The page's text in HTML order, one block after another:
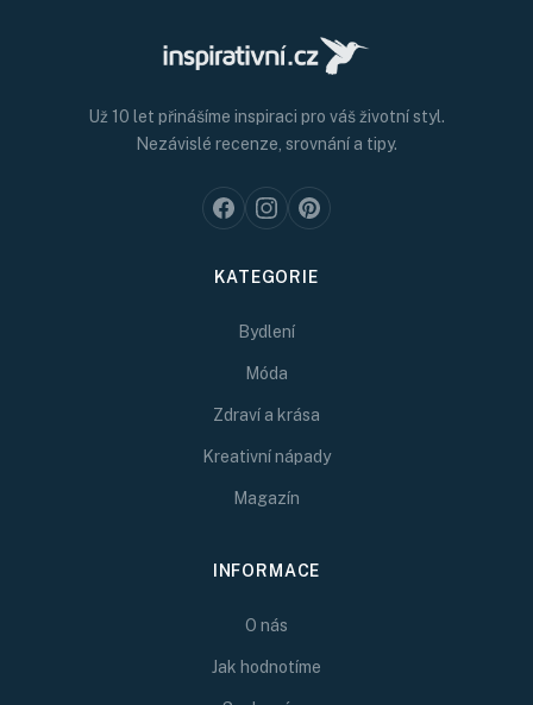
Už 10 let přinášíme inspiraci pro váš životní styl.
Nezávislé recenze, srovnání a tipy.
KATEGORIE
Bydlení
Móda
Zdraví a krása
Kreativní nápady
Magazín
INFORMACE
O nás
Jak hodnotíme